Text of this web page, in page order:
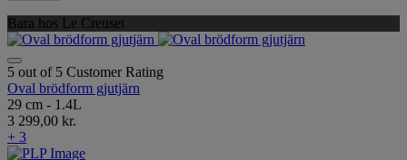
Bara hos Le Creuset
5 out of 5 Customer Rating
Oval brödform gjutjärn
29 cm - 1.4L
3 299,00 kr.
+ 3